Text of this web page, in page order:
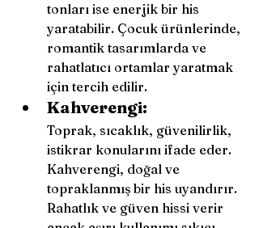
tonları ise enerjik bir his
yaratabilir. Çocuk ürünlerinde,
romantik tasarımlarda ve
rahatlatıcı ortamlar yaratmak
için tercih edilir.
Kahverengi:
Toprak, sıcaklık, güvenilirlik,
istikrar konularını ifade eder.
Kahverengi, doğal ve
topraklanmış bir his uyandırır.
Rahatlık ve güven hissi verir